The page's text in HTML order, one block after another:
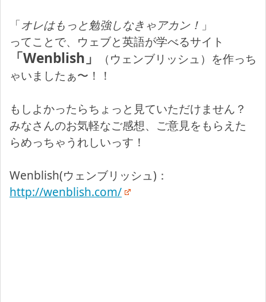
「オレはもっと勉強しなきゃアカン！ 」
ってことで、ウェブと英語が学べるサイト
「Wenblish」
（ウェンブリッシュ）を作っち
ゃいましたぁ〜！！
もしよかったらちょっと見ていただけません？
みなさんのお気軽なご感想、ご意見をもらえた
らめっちゃうれしいっす！
Wenblish(ウェンブリッシュ)：
http://wenblish.com/